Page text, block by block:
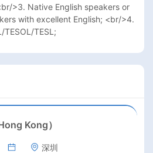
>3. Native English speakers or
with excellent English; <br/>4.
TESOL/TESL;
Kong）
深圳